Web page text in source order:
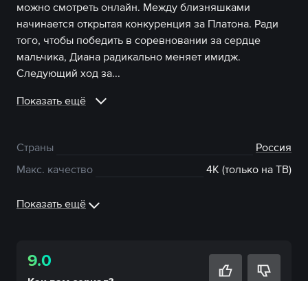
можно смотреть онлайн. Между близняшками
начинается открытая конкуренция за Платона. Ради
того, чтобы победить в соревновании за сердце
мальчика, Диана радикально меняет имидж.
Следующий ход за...
Показать ещё
Страны
Россия
Макс. качество
4К (только на ТВ)
Показать ещё
9.0